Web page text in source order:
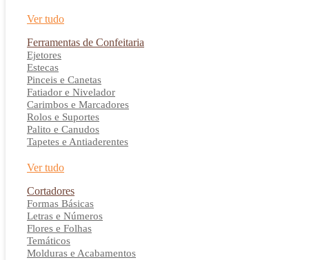
Ver tudo
Ferramentas de Confeitaria
Ejetores
Estecas
Pinceis e Canetas
Fatiador e Nivelador
Carimbos e Marcadores
Rolos e Suportes
Palito e Canudos
Tapetes e Antiaderentes
Ver tudo
Cortadores
Formas Básicas
Letras e Números
Flores e Folhas
Temáticos
Molduras e Acabamentos